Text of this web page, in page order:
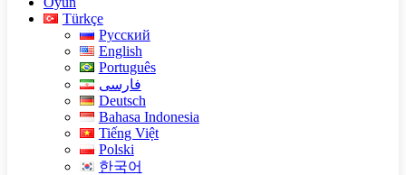
Türkçe
Русский
English
Português
فارسی
Deutsch
Bahasa Indonesia
Tiếng Việt
Polski
한국어